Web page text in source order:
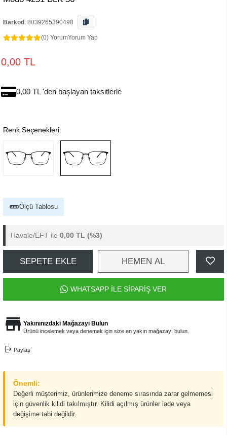
Barkod : 8039265390498
(0) YorumYorum Yap
0,00 TL
0,00 TL 'den başlayan taksitlerle
Renk Seçenekleri:
Ölçü Tablosu
Havale/EFT ile 0,00 TL (%3)
SEPETE EKLE HEMEN AL
WHATSAPP İLE SİPARİŞ VER
Yakınınızdaki Mağazayı Bulun
Ürünü incelemek veya denemek için size en yakın mağazayı bulun.
Paylaş
Önemli:
Değerli müşterimiz, ürünlerimize deneme sırasında zarar gelmemesi
için güvenlik kilidi takılmıştır. Kilidi açılmış ürünler iade veya
değişime tabi değildir.